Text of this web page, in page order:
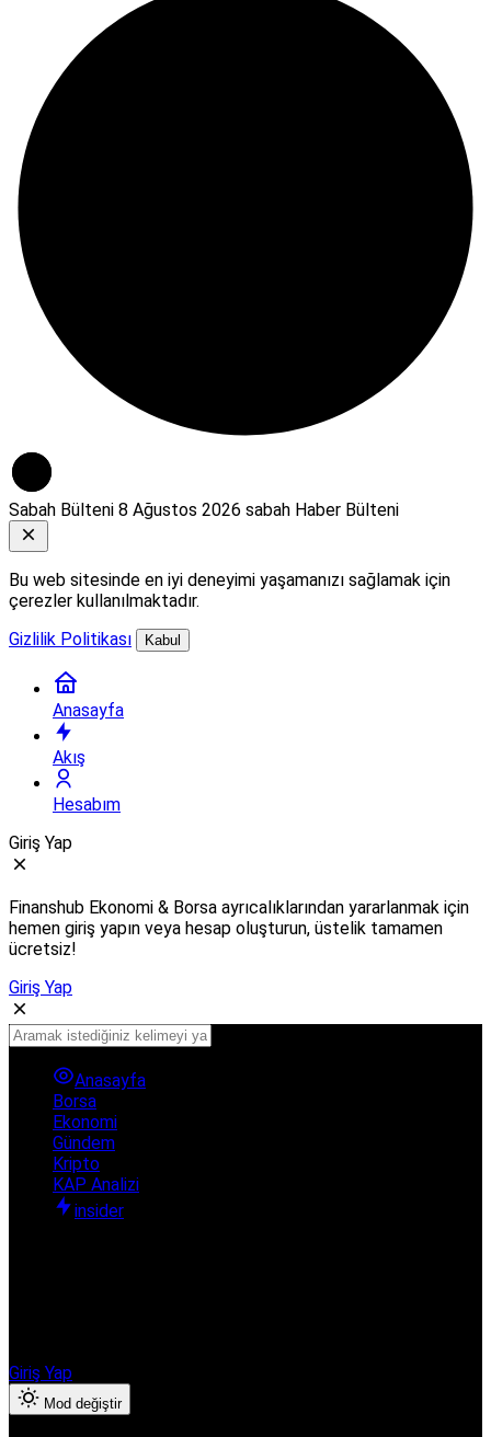
Sabah Bülteni 8 Ağustos 2026 sabah Haber Bülteni
Bu web sitesinde en iyi deneyimi yaşamanızı sağlamak için
çerezler kullanılmaktadır.
Gizlilik Politikası
Kabul
Anasayfa
Akış
Hesabım
Giriş Yap
Finanshub Ekonomi & Borsa ayrıcalıklarından yararlanmak için
hemen giriş yapın veya hesap oluşturun, üstelik tamamen
ücretsiz!
Giriş Yap
Anasayfa
Borsa
Ekonomi
Gündem
Kripto
KAP Analizi
insider
Giriş Yap
Mod değiştir